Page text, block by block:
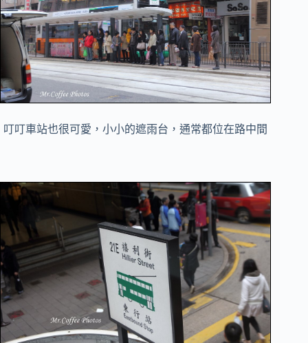
叮叮車站也很可愛，小小的遮雨台，通常都位在路中間